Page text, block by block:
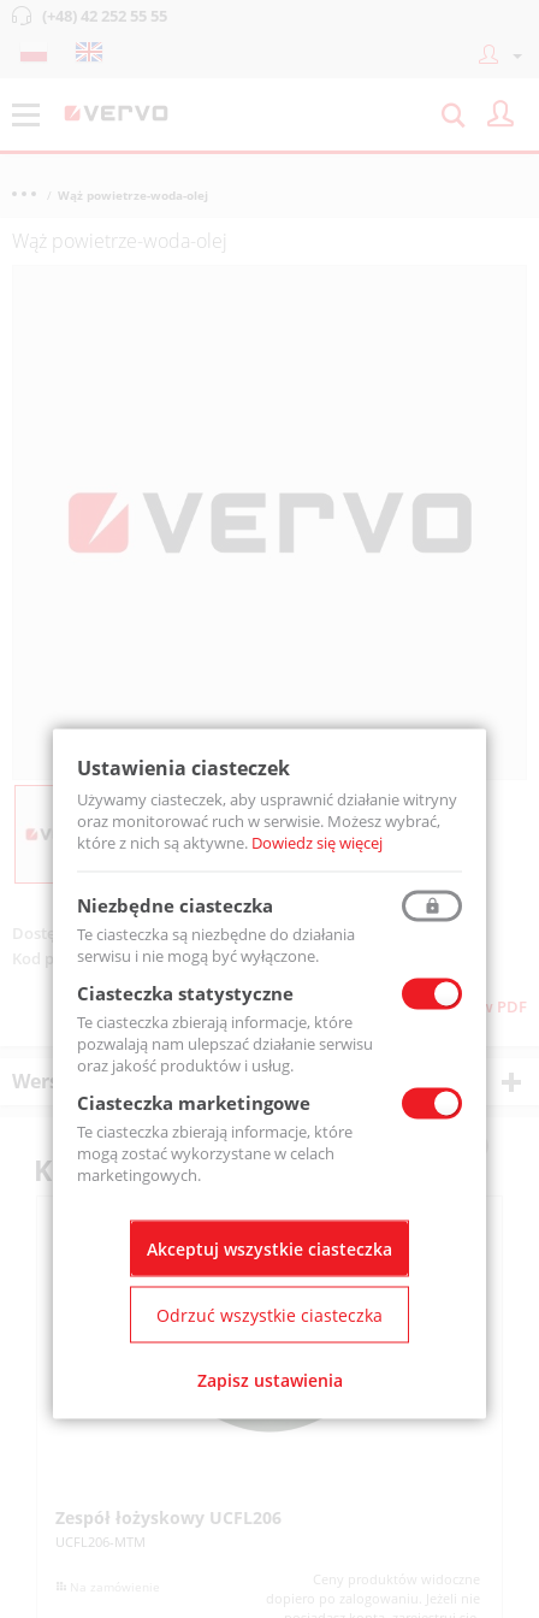
(+48) 42 252 55 55
Wąż powietrze-woda-olej
Wąż powietrze-woda-olej
Dostępność:Na zamówienie
Kod produktu:T1315
Pobierz stronę w PDF
Wersje produktu
Klienci kupili również
Zespół łożyskowy UCFL206
UCFL206-MTM
Ceny produktów widoczne
dopiero po zalogowaniu. Jeżeli nie
Ustawienia ciasteczek
Używamy ciasteczek, aby usprawnić działanie witryny
oraz monitorować ruch w serwisie. Możesz wybrać,
które z nich są aktywne. Dowiedz się więcej
Niezbędne ciasteczka
Te ciasteczka są niezbędne do działania
serwisu i nie mogą być wyłączone.
Ciasteczka statystyczne
Te ciasteczka zbierają informacje, które
pozwalają nam ulepszać działanie serwisu
oraz jakość produktów i usług.
Ciasteczka marketingowe
Te ciasteczka zbierają informacje, które
mogą zostać wykorzystane w celach
marketingowych.
Akceptuj wszystkie ciasteczka
Odrzuć wszystkie ciasteczka
Zapisz ustawienia